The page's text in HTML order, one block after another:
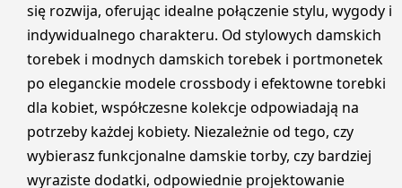
się rozwija, oferując idealne połączenie stylu, wygody i
indywidualnego charakteru. Od stylowych damskich
torebek i modnych damskich torebek i portmonetek
po eleganckie modele crossbody i efektowne torebki
dla kobiet, współczesne kolekcje odpowiadają na
potrzeby każdej kobiety. Niezależnie od tego, czy
wybierasz funkcjonalne damskie torby, czy bardziej
wyraziste dodatki, odpowiednie projektowanie